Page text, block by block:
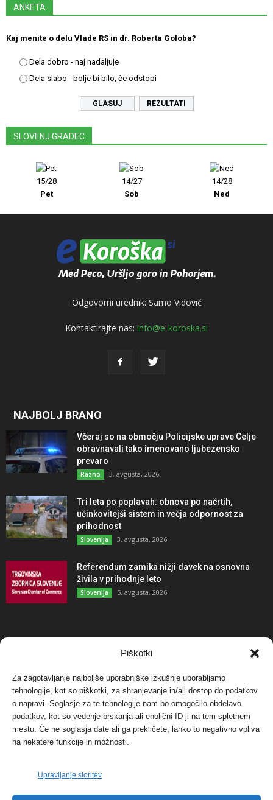
Piškotki
Za zagotavljanje najboljše uporabniške izkušnje uporabljamo
tehnologije, kot so piškotki, za shranjevanje in/ali dostop do podatkov
o napravi. Soglasje za te tehnologije nam bo omogočilo obdelavo
podatkov, kot so vedenje brskanja ali enolični ID-ji na tem spletnem
mestu. Če ne soglasja date ali ga prekličete, lahko to negativno vpliva
na nekatere funkcije in možnosti.
Upravljanje storitev
ANKETA
Kaj menite o delu Vlade RS in dr. Roberta Goloba?
Dela dobro - naj nadaljuje
Dela slabo - bolje bi bilo, če odstopi
REZULTATI
SLOVENJ GRADEC
15/28
Pet
14/27
Sob
14/28
Ned
Odgovorni urednik: Samo Vidovič
Kontaktirajte nas: info@e-koroska.si
NAJBOLJ BRANO
Včeraj so na območju Policijske uprave Celje
obravnavali tako imenovano ljubezensko
prevaro
Razno 3. avgusta, 2026
Tri leta po poplavah: obnova po načrtih,
učinkovitejši sistem in večja odpornost za
prihodnost
Slovenija 3. avgusta, 2026
Referendum zamika nižji davek na osnovna
živila v prihodnje leto
Slovenija 5. avgusta, 2026
NAJBOLJ KOMENTIRANO
Protest proti vetrnim elektrarnam na Ojstrici, v
svetu pa vedno bolj...
Dogodki 12. maja, 2017
Tožilstvo v Celovcu v korist elektrarnam
Verbund
FOTO: Razstava cvetličarskega mojstra Andreja